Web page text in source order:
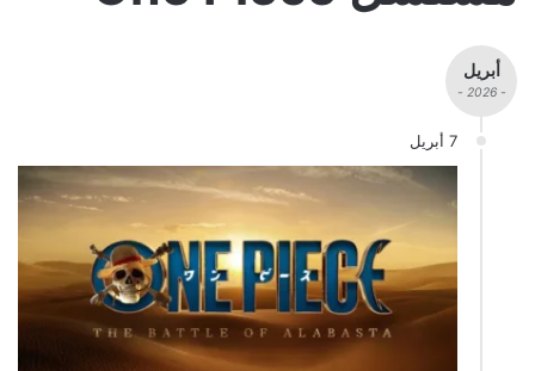
أبريل
- 2026 -
7 أبريل